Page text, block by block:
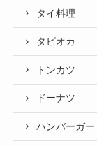
タイ料理
タピオカ
トンカツ
ドーナツ
ハンバーガー